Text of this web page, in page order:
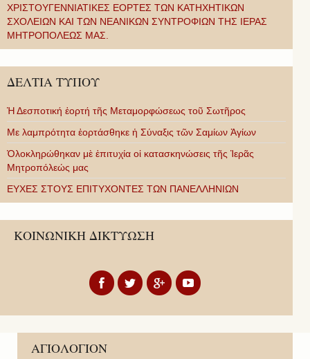
ΧΡΙΣΤΟΥΓΕΝΝΙΑΤΙΚΕΣ ΕΟΡΤΕΣ ΤΩΝ ΚΑΤΗΧΗΤΙΚΩΝ
ΣΧΟΛΕΙΩΝ ΚΑΙ ΤΩΝ ΝΕΑΝΙΚΩΝ ΣΥΝΤΡΟΦΙΩΝ ΤΗΣ ΙΕΡΑΣ
ΜΗΤΡΟΠΟΛΕΩΣ ΜΑΣ.
ΔΕΛΤΙΑ ΤΥΠΟΥ
Ἡ Δεσποτική ἑορτή τῆς Μεταμορφώσεως τοῦ Σωτῆρος
Με λαμπρότητα ἑορτάσθηκε ἡ Σύναξις τῶν Σαμίων Ἁγίων
Ὁλοκληρώθηκαν μὲ ἐπιτυχία οἱ κατασκηνώσεις τῆς Ἱερᾶς
Μητροπόλεώς μας
ΕΥΧΕΣ ΣΤΟΥΣ ΕΠΙΤΥΧΟΝΤΕΣ ΤΩΝ ΠΑΝΕΛΛΗΝΙΩΝ
ΚΟΙΝΩΝΙΚΗ ΔΙΚΤΥΩΣΗ
ΑΓΙΟΛΟΓΙΟΝ